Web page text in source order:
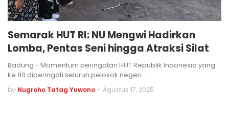
Semarak HUT RI: NU Mengwi Hadirkan
Lomba, Pentas Seni hingga Atraksi Silat
Badung - Momentum peringatan HUT Republik Indonesia yang
ke 80 diperingati seluruh pelosok negeri…
by Nugroho Tatag Yuwono - Agustus 17, 2025